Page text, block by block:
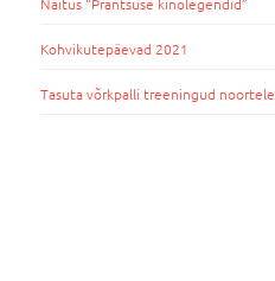
Kohvikutepäevad 2021
Tasuta võrkpalli treeningud noortele